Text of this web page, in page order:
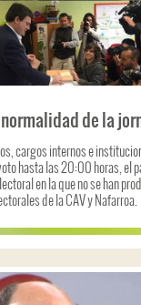
de la
cargos internos e
hasta las 20:00 horas, el
en la que no se han
de la CAV y Nafarroa.